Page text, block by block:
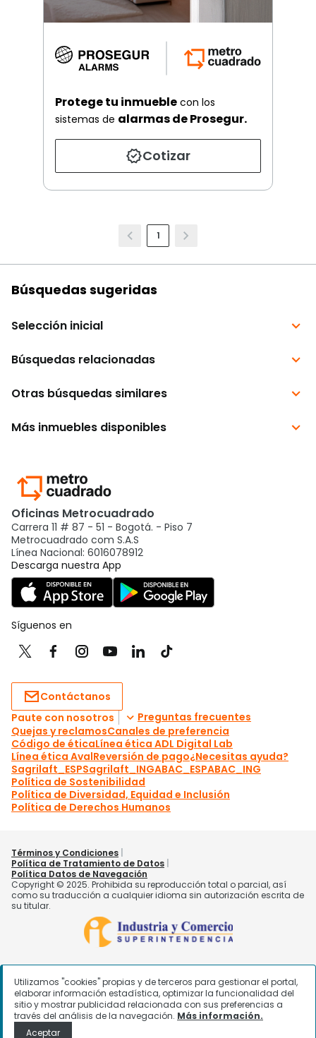
Protege tu inmueble con los
sistemas de alarmas de Prosegur.
Cotizar
1
Utilizamos "cookies" propias y de terceros para gestionar el portal,
elaborar información estadística, optimizar la funcionalidad del
sitio y mostrar publicidad relacionada con sus preferencias a
través del análisis de la navegación. Más información.
Aceptar